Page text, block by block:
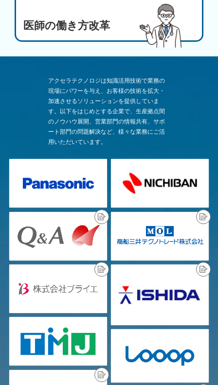
医師の働き方改革
アクセラテクノロジは知識活用技術で業務の
現場にパワーを与え、お客様の技術を拡大・
加速させるソリューションを提供していま
す。以下をはじめとする企業で、生産拠点間
のノウハウ展開、営業部門の情報共有、サポ
ート部門の問題解決など、様々な業務にご活
用いただいています。